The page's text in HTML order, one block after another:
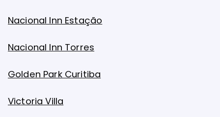
Nacional Inn Estação
Nacional Inn Torres
Golden Park Curitiba
Victoria Villa